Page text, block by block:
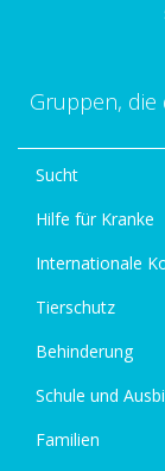
Gruppen,
Sucht
Hilfe für Kranke
Internationale
Tierschutz
Behinderung
Schule und
Familien